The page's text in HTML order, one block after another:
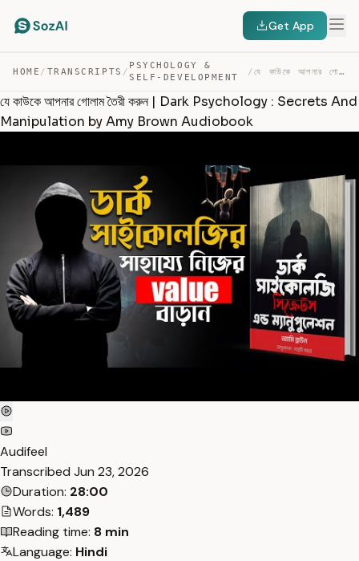
Get App
HOME / TRANSCRIPTS /
PSYCHOLOGY &
SELF-DEVELOPMENT
/ যে কাউকে আপনার গোলাম তৈরী করুন | DARK PSYCHOLOGY : SECR… — TRANSCRIPT
যে কাউকে আপনার গোলাম তৈরী করুন | Dark Psychology : Secrets And
Manipulation by Amy Brown Audiobook
Audifeel
Transcribed Jun 23, 2026
Duration: 28:00
Words: 1,489
Reading time: 8 min
Language: Hindi